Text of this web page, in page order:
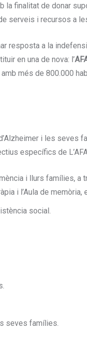
la finalitat de donar
serveis i recursos a
resposta a la
en una de nova: l’
més de 800.000
i les seves
específics de
i llurs famílies,
i l’Aula de memòria,
social.
seves famílies.